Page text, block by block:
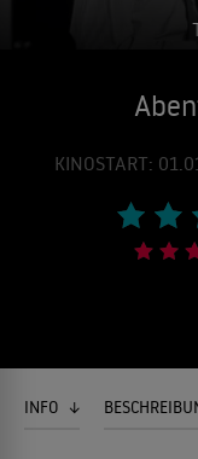
KINOSTART:
INFO